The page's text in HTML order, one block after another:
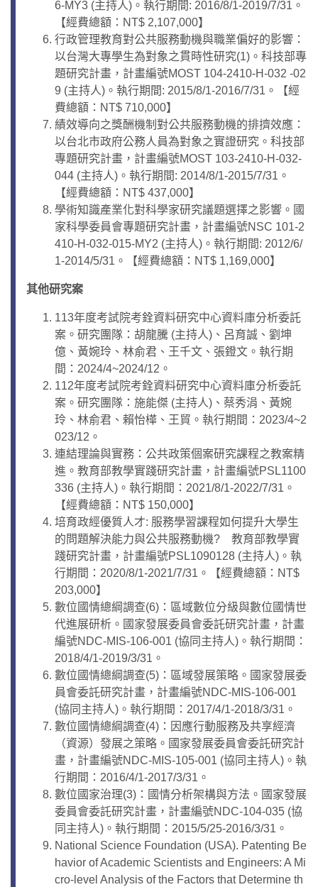
6-MY3 (主持人)。執行期間: 2016/8/1-2019/7/31。
【經費總額：NT$ 2,107,000】
行政管理教育對公共服務動機與職業偏好的影響：
以台灣大專學生為對象之貫時性研究(1)。科技部專
題研究計畫，計畫編號MOST 104-2410-H-032 -02
9 (主持人)。執行期間: 2015/8/1-2016/7/31。【經
費總額：NT$ 710,000】
績效導向之獎酬機制對公共服務動機的排擠效應：
以台北市政府公務人員為對象之實證研究。科技部
專題研究計畫，計畫編號MOST 103-2410-H-032-
044 (主持人)。執行期間: 2014/8/1-2015/7/31。
【經費總額：NT$ 437,000】
學術知識產業化對科學家研究議題選擇之影響。國
家科學委員會專題研究計畫，計畫編號NSC 101-2
410-H-032-015-MY2 (主持人)。執行期間: 2012/6/
1-2014/5/31。【經費總額：NT$ 1,169,000】
其他研究案
113年度考試院考銓資料研究中心資料庫分析委託
案。研究團隊：胡龍騰 (主持人)、呂育誠、劉坤
億、黃婉玲、林俞君、王千文、張鐙文。執行期
間：2024/4~2024/12。
112年度考試院考銓資料研究中心資料庫分析委託
案。研究團隊：施能傑 (主持人)、蔡秀涓、黃婉
玲、林俞君、賴怡樺、王貿。執行期間：2023/4~2
023/12。
連結理論與實務：公共政策個案研究課程之教案精
進。教育部教學實踐研究計畫，計畫編號PSL1100
336 (主持人)。執行期間：2021/8/1-2022/7/31。
【經費總額：NT$ 150,000】
培育政經優質人才: 服務學習課程如何提升大學生
的問題解決能力與公共服務動機? 教育部教學實
踐研究計畫，計畫編號PSL1090128 (主持人)。執
行期間：2020/8/1-2021/7/31。【經費總額：NT$
203,000】
數位國情總綱調查(6)：區域數位分級與數位國情世
代進展研析。國家發展委員會委託研究計畫，計畫
編號NDC-MIS-106-001 (協同主持人)。執行期間：
2018/4/1-2019/3/31。
數位國情總綱調查(5)：區域發展策略。國家發展委
員會委託研究計畫，計畫編號NDC-MIS-106-001
(協同主持人)。執行期間：2017/4/1-2018/3/31。
數位國情總綱調查(4)：因應行動服務及共享經濟
（資源）發展之策略。國家發展委員會委託研究計
畫，計畫編號NDC-MIS-105-001 (協同主持人)。執
行期間：2016/4/1-2017/3/31。
數位國家治理(3)：國情分析架構與方法。國家發展
委員會委託研究計畫，計畫編號NDC-104-035 (協
同主持人)。執行期間：2015/5/25-2016/3/31。
National Science Foundation (USA). Patenting Be
havior of Academic Scientists and Engineers: A Mi
cro-level Analysis of the Factors that Determine th